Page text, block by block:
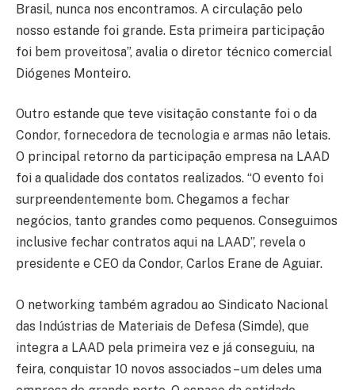
Brasil, nunca nos encontramos. A circulação pelo
nosso estande foi grande. Esta primeira participação
foi bem proveitosa”, avalia o diretor técnico comercial
Diógenes Monteiro.
Outro estande que teve visitação constante foi o da
Condor, fornecedora de tecnologia e armas não letais.
O principal retorno da participação empresa na LAAD
foi a qualidade dos contatos realizados. “O evento foi
surpreendentemente bom. Chegamos a fechar
negócios, tanto grandes como pequenos. Conseguimos
inclusive fechar contratos aqui na LAAD”, revela o
presidente e CEO da Condor, Carlos Erane de Aguiar.
O networking também agradou ao Sindicato Nacional
das Indústrias de Materiais de Defesa (Simde), que
integra a LAAD pela primeira vez e já conseguiu, na
feira, conquistar 10 novos associados – um deles uma